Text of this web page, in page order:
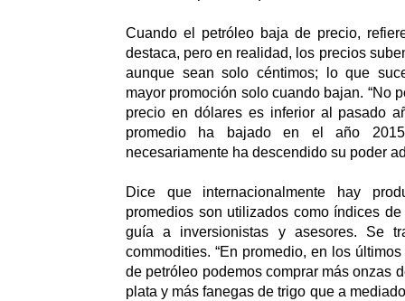
Cuando el petróleo baja de precio,
destaca, pero en realidad, los precios
aunque sean solo céntimos; lo que
mayor promoción solo cuando bajan. “No
precio en dólares es inferior al pasado
promedio ha bajado en el año
necesariamente ha descendido su poder
Dice que internacionalmente hay
promedios son utilizados como índices
guía a inversionistas y asesores. Se
commodities. “En promedio, en los
de petróleo podemos comprar más onzas
plata y más fanegas de trigo que a